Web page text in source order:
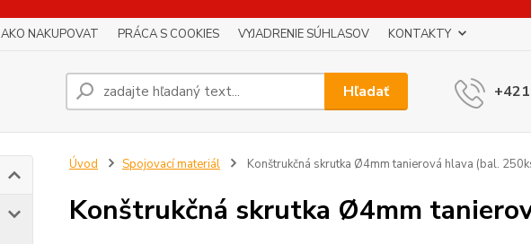
AKO NAKUPOVAT PRÁCA S COOKIES VYJADRENIE SÚHLASOV KONTAKTY
Hľadať
Úvod Spojovací materiál Konštrukčná skrutka Ø4mm tanierová hlava (bal.
Konštrukčná skrutka Ø4mm